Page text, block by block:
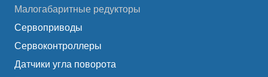
Малогабаритные редукторы
Сервоприводы
Сервоконтроллеры
Датчики угла поворота